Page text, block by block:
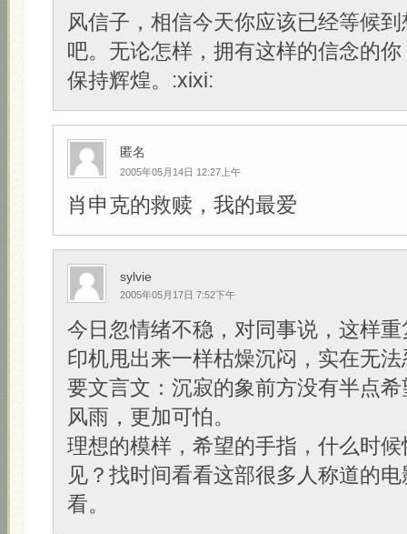
风信子，相信今天你应该已经等候
吧。无论怎样，拥有这样的信念的
保持辉煌。:xixi:
匿名
2005年05月14日 12:27上午
肖申克的救赎，我的最爱
sylvie
2005年05月17日 7:52下午
今日忽情绪不稳，对同事说，这样
印机甩出来一样枯燥沉闷，实在无
要文言文：沉寂的象前方没有半点
风雨，更加可怕。
理想的模样，希望的手指，什么时
见？找时间看看这部很多人称道的
看。